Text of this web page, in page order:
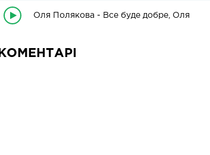
Оля Полякова - Все буде добре, Оля
КОМЕНТАРІ